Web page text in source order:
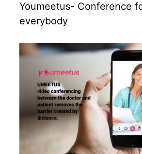
Youmeetus- Conference
everybody